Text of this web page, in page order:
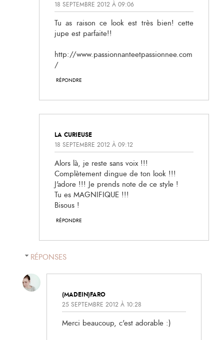
18 SEPTEMBRE 2012 À 09:06
Tu as raison ce look est très bien! cette
jupe est parfaite!!
http://www.passionnanteetpassionnee.com
/
RÉPONDRE
LA CURIEUSE
18 SEPTEMBRE 2012 À 09:12
Alors là, je reste sans voix !!!
Complètement dingue de ton look !!!
J'adore !!! Je prends note de ce style !
Tu es MAGNIFIQUE !!!
Bisous !
RÉPONDRE
RÉPONSES
(MADEIN)FARO
25 SEPTEMBRE 2012 À 10:28
Merci beaucoup, c'est adorable :)